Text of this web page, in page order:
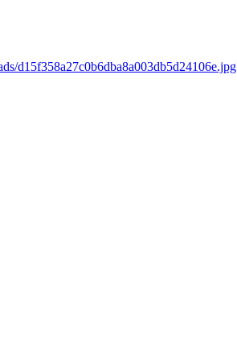
d15f358a27c0b6dba8a003db5d24106e.jpg